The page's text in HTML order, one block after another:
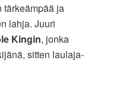
tärkeämpää ja
lahja. Juuri
Kingin, jonka
sitten laulaja-